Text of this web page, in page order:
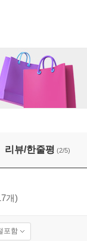
문학 147]
리뷰/한줄평 (2/5)
개)
포함